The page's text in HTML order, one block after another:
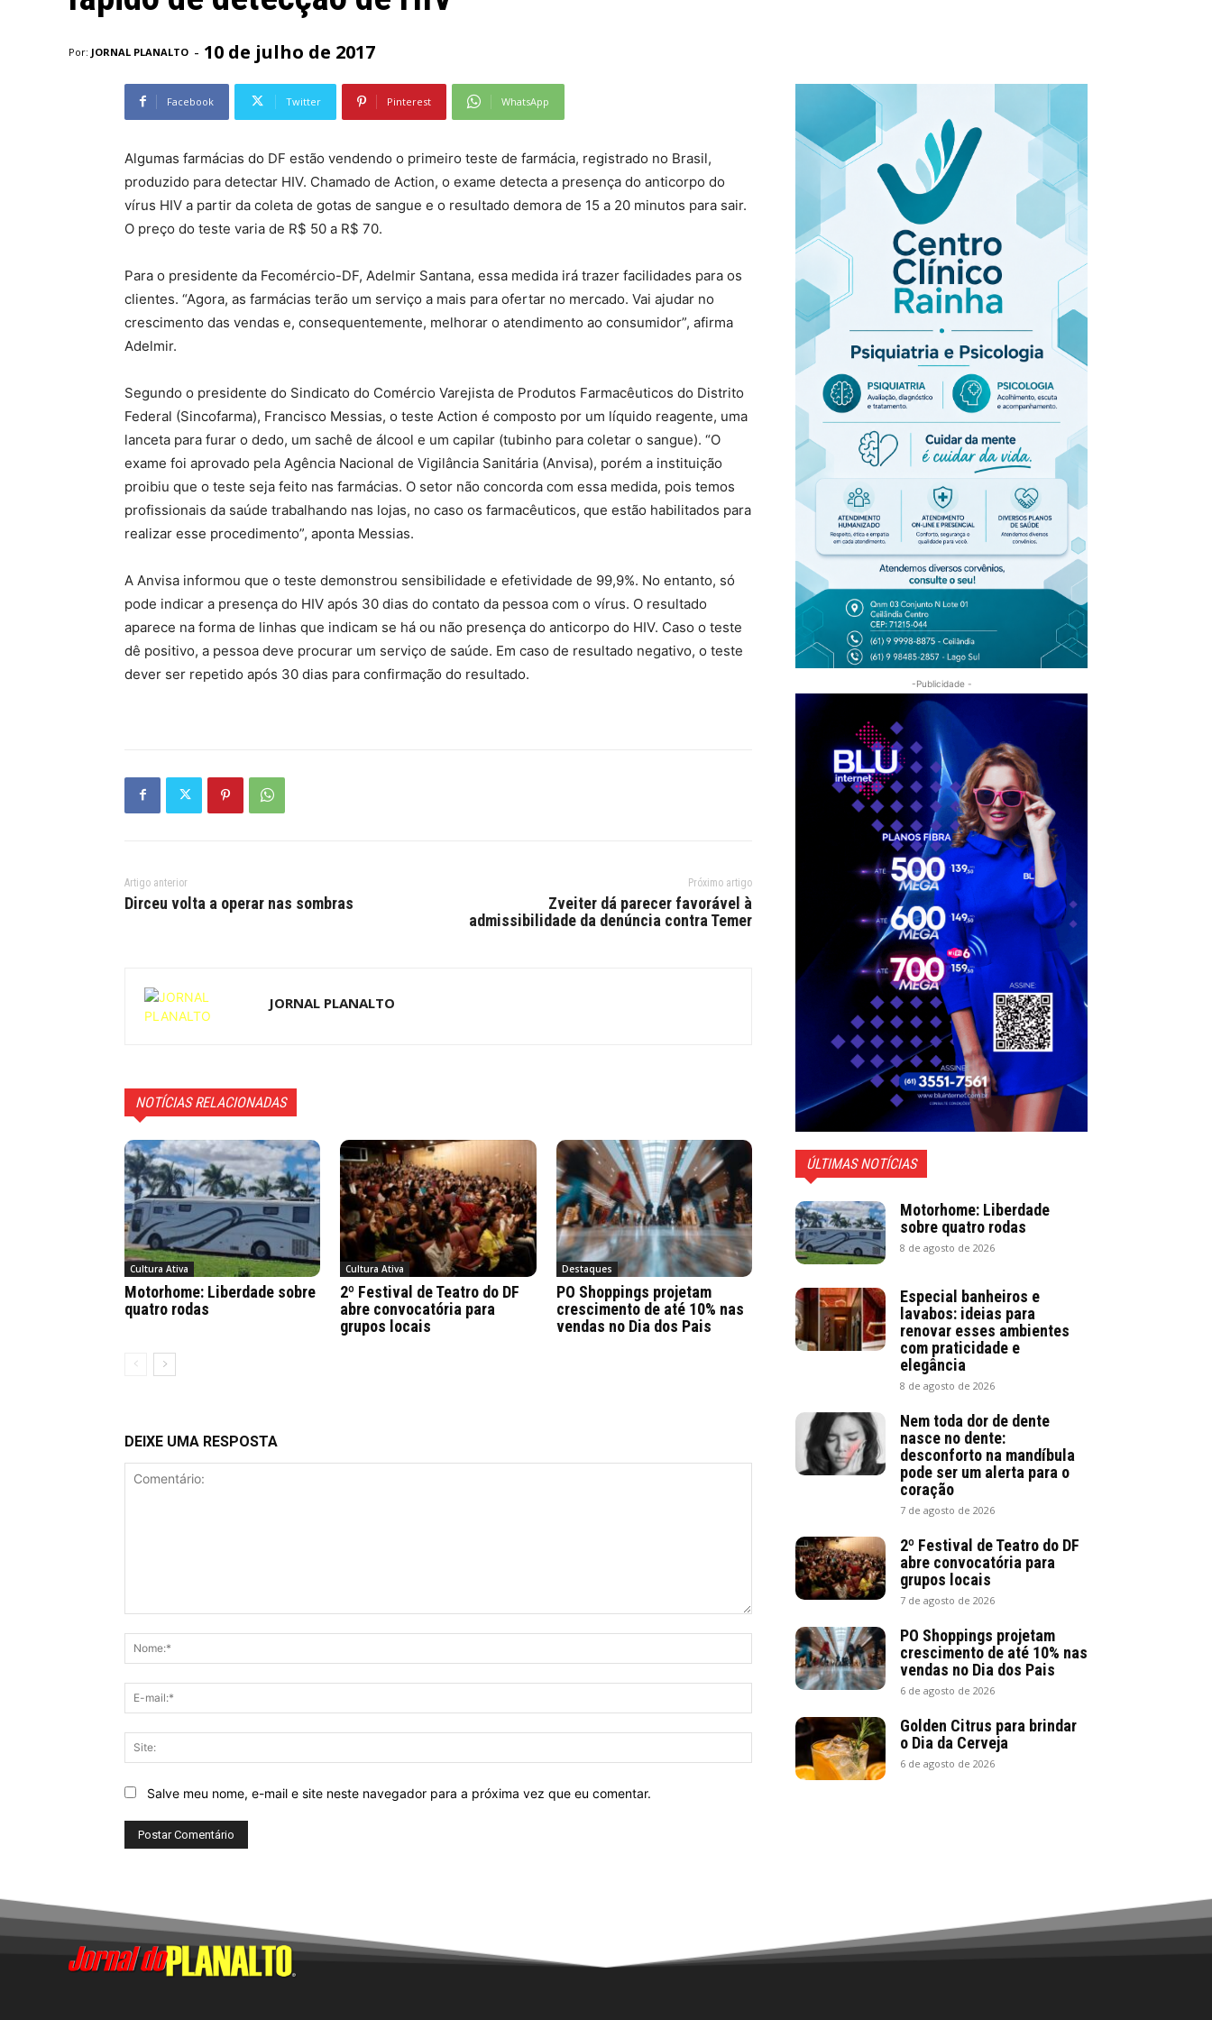
Por: JORNAL PLANALTO - 10 de julho de 2017
Facebook Twitter Pinterest WhatsApp
Algumas farmácias do DF estão vendendo o primeiro teste de farmácia, registrado no Brasil,
produzido para detectar HIV. Chamado de Action, o exame detecta a presença do anticorpo do
vírus HIV a partir da coleta de gotas de sangue e o resultado demora de 15 a 20 minutos para sair.
O preço do teste varia de R$ 50 a R$ 70.
Para o presidente da Fecomércio-DF, Adelmir Santana, essa medida irá trazer facilidades para os
clientes. “Agora, as farmácias terão um serviço a mais para ofertar no mercado. Vai ajudar no
crescimento das vendas e, consequentemente, melhorar o atendimento ao consumidor”, afirma
Adelmir.
Segundo o presidente do Sindicato do Comércio Varejista de Produtos Farmacêuticos do Distrito
Federal (Sincofarma), Francisco Messias, o teste Action é composto por um líquido reagente, uma
lanceta para furar o dedo, um sachê de álcool e um capilar (tubinho para coletar o sangue). “O
exame foi aprovado pela Agência Nacional de Vigilância Sanitária (Anvisa), porém a instituição
proibiu que o teste seja feito nas farmácias. O setor não concorda com essa medida, pois temos
profissionais da saúde trabalhando nas lojas, no caso os farmacêuticos, que estão habilitados para
realizar esse procedimento”, aponta Messias.
A Anvisa informou que o teste demonstrou sensibilidade e efetividade de 99,9%. No entanto, só
pode indicar a presença do HIV após 30 dias do contato da pessoa com o vírus. O resultado
aparece na forma de linhas que indicam se há ou não presença do anticorpo do HIV. Caso o teste
dê positivo, a pessoa deve procurar um serviço de saúde. Em caso de resultado negativo, o teste
dever ser repetido após 30 dias para confirmação do resultado.
Artigo anterior
Dirceu volta a operar nas sombras
Próximo artigo
Zveiter dá parecer favorável à
admissibilidade da denúncia contra Temer
JORNAL PLANALTO
NOTÍCIAS RELACIONADAS
Cultura Ativa
Motorhome: Liberdade sobre
quatro rodas
Cultura Ativa
2º Festival de Teatro do DF
abre convocatória para
grupos locais
Destaques
PO Shoppings projetam
crescimento de até 10% nas
vendas no Dia dos Pais
DEIXE UMA RESPOSTA
Nome:*
mail:*
Salve meu nome, e-mail e site neste navegador para a próxima vez que eu comentar.
-Publicidade -
ÚLTIMAS NOTÍCIAS
Motorhome: Liberdade
sobre quatro rodas
8 de agosto de 2026
Especial banheiros e
lavabos: ideias para
renovar esses ambientes
com praticidade e
elegância
8 de agosto de 2026
Nem toda dor de dente
nasce no dente:
desconforto na mandíbula
pode ser um alerta para o
coração
7 de agosto de 2026
2º Festival de Teatro do DF
abre convocatória para
grupos locais
7 de agosto de 2026
PO Shoppings projetam
crescimento de até 10% nas
vendas no Dia dos Pais
6 de agosto de 2026
Golden Citrus para brindar
o Dia da Cerveja
6 de agosto de 2026